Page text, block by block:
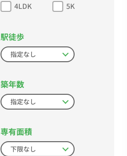
4LDK
5K
駅徒歩
築年数
専有面積